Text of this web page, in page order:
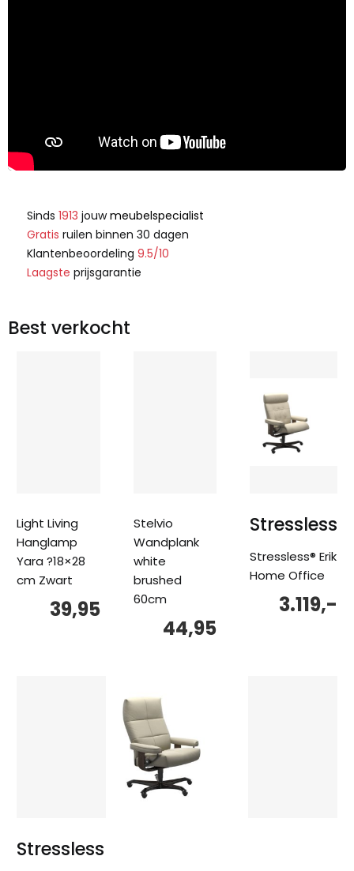
Sinds 1913 jouwmeubelspecialist
Gratis ruilen binnen 30 dagen
Klantenbeoordeling 9.5/10
Laagste prijsgarantie
Best verkocht
Light Living
Hanglamp
Yara ?18×28
cm Zwart
39,95
Stelvio
Wandplank
white
brushed
60cm
44,95
Stressless
Stressless® Erik
Home Office
3.119,-
Stressless